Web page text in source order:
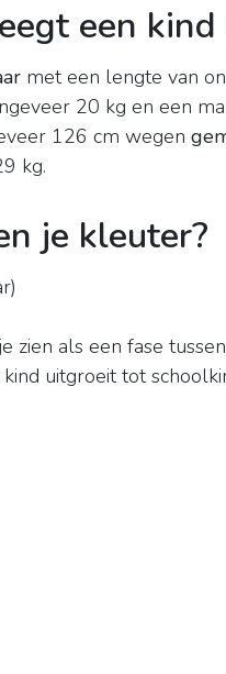
een
met een lengte van
20 kg en een
126 cm wegen
kg.
je kleuter?
zien als een fase
uitgroeit tot